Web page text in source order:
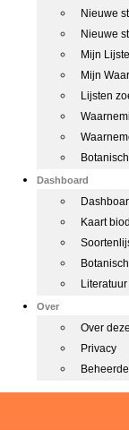
Nieuwe
Nieuwe
Mijn
Mijn
Lijsten
Dashboard
Kaart
Literatuur
Over
Over
Privacy